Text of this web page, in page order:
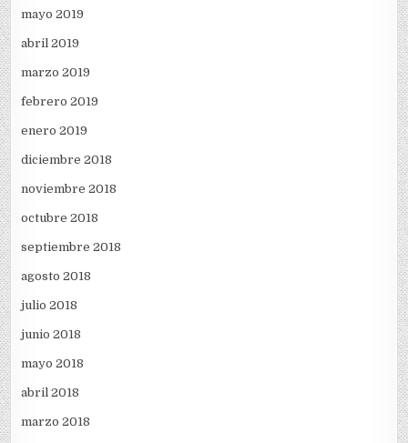
mayo 2019
abril 2019
marzo 2019
febrero 2019
enero 2019
diciembre 2018
noviembre 2018
octubre 2018
septiembre 2018
agosto 2018
julio 2018
junio 2018
mayo 2018
abril 2018
marzo 2018